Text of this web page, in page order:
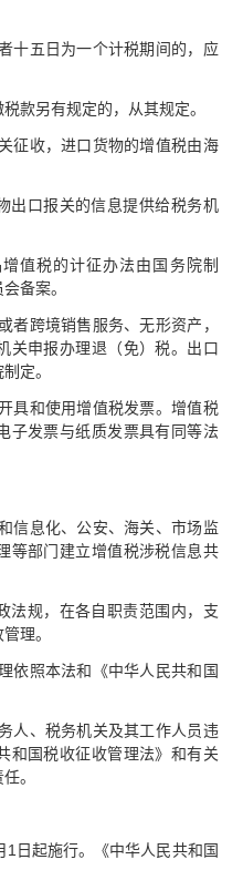
十五日为一个计税期间的，应
款另有规定的，从其规定。
征收，进口货物的增值税由海
出口报关的信息提供给税务机
值税的计征办法由国务院制
备案。
者跨境销售服务、无形资产，
关申报办理退（免）税。出口
定。
具和使用增值税发票。增值税
子发票与纸质发票具有同等法
信息化、公安、海关、市场监
等部门建立增值税涉税信息共
法规，在各自职责范围内，支
理。
依照本法和《中华人民共和国
人、税务机关及其工作人员违
和国税收征收管理法》和有关
。
日起施行。《中华人民共和国